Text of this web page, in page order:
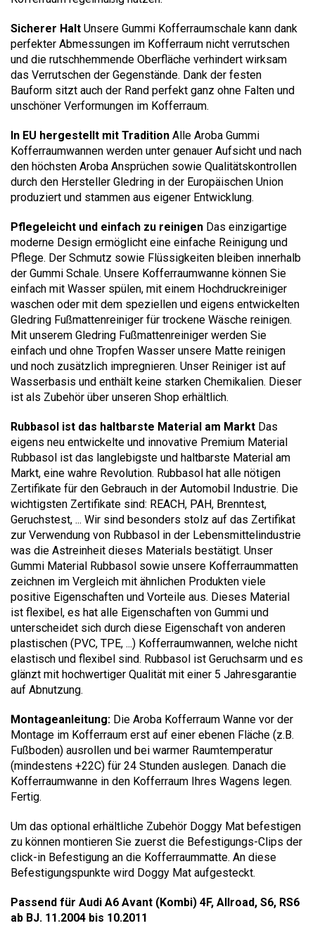
Sicherer Halt Unsere Gummi Kofferraumschale kann dank
perfekter Abmessungen im Kofferraum nicht verrutschen
und die rutschhemmende Oberfläche verhindert wirksam
das Verrutschen der Gegenstände. Dank der festen
Bauform sitzt auch der Rand perfekt ganz ohne Falten und
unschöner Verformungen im Kofferraum.
In EU hergestellt mit Tradition Alle Aroba Gummi
Kofferraumwannen werden unter genauer Aufsicht und nach
den höchsten Aroba Ansprüchen sowie Qualitätskontrollen
durch den Hersteller Gledring in der Europäischen Union
produziert und stammen aus eigener Entwicklung.
Pflegeleicht und einfach zu reinigen Das einzigartige
moderne Design ermöglicht eine einfache Reinigung und
Pflege. Der Schmutz sowie Flüssigkeiten bleiben innerhalb
der Gummi Schale. Unsere Kofferraumwanne können Sie
einfach mit Wasser spülen, mit einem Hochdruckreiniger
waschen oder mit dem speziellen und eigens entwickelten
Gledring Fußmattenreiniger für trockene Wäsche reinigen.
Mit unserem Gledring Fußmattenreiniger werden Sie
einfach und ohne Tropfen Wasser unsere Matte reinigen
und noch zusätzlich impregnieren. Unser Reiniger ist auf
Wasserbasis und enthält keine starken Chemikalien. Dieser
ist als Zubehör über unseren Shop erhältlich.
Rubbasol ist das haltbarste Material am Markt Das
eigens neu entwickelte und innovative Premium Material
Rubbasol ist das langlebigste und haltbarste Material am
Markt, eine wahre Revolution. Rubbasol hat alle nötigen
Zertifikate für den Gebrauch in der Automobil Industrie. Die
wichtigsten Zertifikate sind: REACH, PAH, Brenntest,
Geruchstest, ... Wir sind besonders stolz auf das Zertifikat
zur Verwendung von Rubbasol in der Lebensmittelindustrie
was die Astreinheit dieses Materials bestätigt. Unser
Gummi Material Rubbasol sowie unsere Kofferraummatten
zeichnen im Vergleich mit ähnlichen Produkten viele
positive Eigenschaften und Vorteile aus. Dieses Material
ist flexibel, es hat alle Eigenschaften von Gummi und
unterscheidet sich durch diese Eigenschaft von anderen
plastischen (PVC, TPE, ...) Kofferraumwannen, welche nicht
elastisch und flexibel sind. Rubbasol ist Geruchsarm und es
glänzt mit hochwertiger Qualität mit einer 5 Jahresgarantie
auf Abnutzung.
Montageanleitung: Die Aroba Kofferraum Wanne vor der
Montage im Kofferraum erst auf einer ebenen Fläche (z.B.
Fußboden) ausrollen und bei warmer Raumtemperatur
(mindestens +22C) für 24 Stunden auslegen. Danach die
Kofferraumwanne in den Kofferraum Ihres Wagens legen.
Fertig.
Um das optional erhältliche Zubehör Doggy Mat befestigen
zu können montieren Sie zuerst die Befestigungs-Clips der
click-in Befestigung an die Kofferraummatte. An diese
Befestigungspunkte wird Doggy Mat aufgesteckt.
Passend für Audi A6 Avant (Kombi) 4F, Allroad, S6, RS6
ab BJ. 11.2004 bis 10.2011